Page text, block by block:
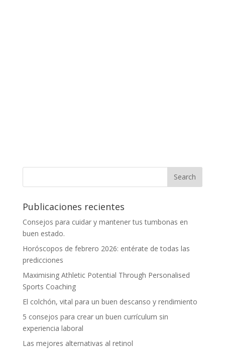
Publicaciones recientes
Consejos para cuidar y mantener tus tumbonas en
buen estado.
Horóscopos de febrero 2026: entérate de todas las
predicciones
Maximising Athletic Potential Through Personalised
Sports Coaching
El colchón, vital para un buen descanso y rendimiento
5 consejos para crear un buen currículum sin
experiencia laboral
Las mejores alternativas al retinol